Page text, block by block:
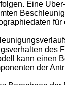
Eine
des
kann einen
der